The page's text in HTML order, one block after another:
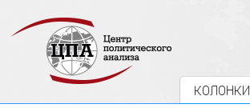
КОЛОНКИ